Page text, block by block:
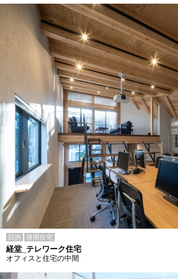
目的 併用住宅
経堂_テレワーク住宅
オフィスと住宅の中間